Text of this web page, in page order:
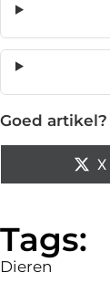
Goed
Tags:
Dieren